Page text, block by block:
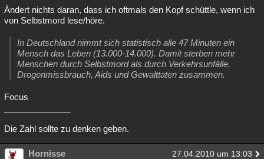
Ändert nichts daran, dass ich oftmals den Kopf schüttle, wenn ich
von Selbstmord lese/höre.
In Deutschland nimmt sich statistisch alle 47 Minuten ein
Mensch das Leben (13.000-14.000). Damit sterben mehr
Menschen durch Selbstmord als durch Verkehrsunfälle,
Drogenmissbrauch, Aids und Gewalttaten zusammen.
Focus
Die Zahl sollte zu denken geben.
Hornisse 27.04.2010 um 13:03